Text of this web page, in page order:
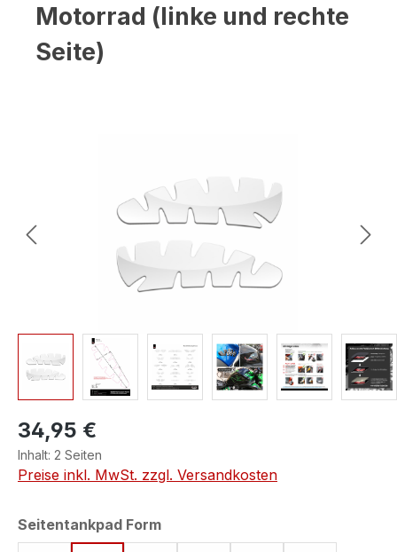
Motorrad (linke und rechte
Seite)
34,95 €
Inhalt: 2 Seiten
Preise inkl. MwSt. zzgl. Versandkosten
Seitentankpad Formauswählen